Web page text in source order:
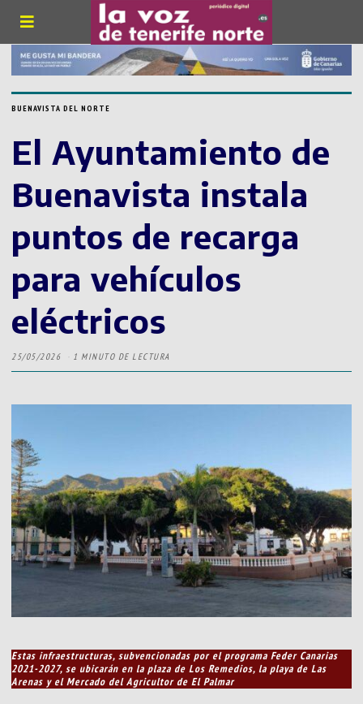
BUENAVISTA DEL NORTE
El Ayuntamiento de
Buenavista instala
puntos de recarga
para vehículos
eléctricos
25/05/2026 1 MINUTO DE LECTURA
Estas infraestructuras, subvencionadas por el programa Feder Canarias
2021-2027, se ubicarán en la plaza de Los Remedios, la playa de Las
Arenas y el Mercado del Agricultor de El Palmar